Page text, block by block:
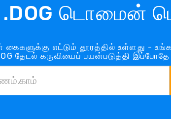
.DOG டொமைன்
எட்டும் தூரத்தில் உள்ளது -
தேடல் கருவியைப் பயன்படுத்தி